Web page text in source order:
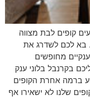
קופים לבת מצווה
בא לכם לשדרג את
מחופשים
בקרנבל בלוני ענק
ברמה אחרת הקופים
שלנו לא ישאירו אף